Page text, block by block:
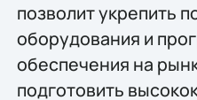
позволит укрепить
оборудования и
обеспечения на
подготовить